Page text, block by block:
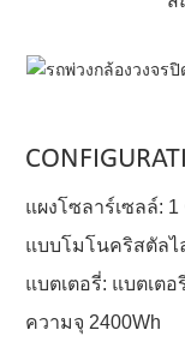
แผงโซลาร์เซลล์:
แบบโมโนคริสตัลไ
แบตเตอรี่: แบตเต
ความจุ 2400Wh